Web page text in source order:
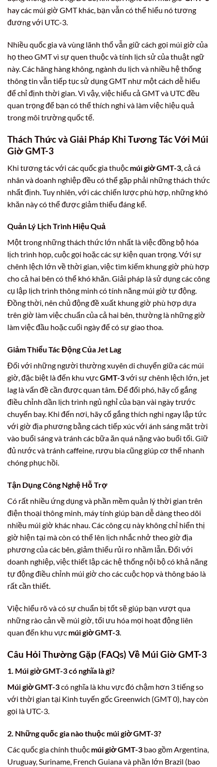
hay các múi giờ GMT khác, bạn vẫn có thể hiểu nó tương
đương với UTC-3.
Nhiều quốc gia và vùng lãnh thổ vẫn giữ cách gọi múi giờ của
họ theo GMT vì sự quen thuộc và tính lịch sử của thuật ngữ
này. Các hãng hàng không, ngành du lịch và nhiều hệ thống
thông tin vẫn tiếp tục sử dụng GMT như một cách dễ hiểu
để chỉ định thời gian. Vì vậy, việc hiểu cả GMT và UTC đều
quan trọng để bạn có thể thích nghi và làm việc hiệu quả
trong môi trường quốc tế.
Thách Thức và Giải Pháp Khi Tương Tác Với Múi
Giờ GMT-3
Khi tương tác với các quốc gia thuộc múi giờ GMT-3 , cả cá
nhân và doanh nghiệp đều có thể gặp phải những thách thức
nhất định. Tuy nhiên, với các chiến lược phù hợp, những khó
khăn này có thể được giảm thiểu đáng kể.
Quản Lý Lịch Trình Hiệu Quả
Một trong những thách thức lớn nhất là việc đồng bộ hóa
lịch trình họp, cuộc gọi hoặc các sự kiện quan trọng. Với sự
chênh lệch lớn về thời gian, việc tìm kiếm khung giờ phù hợp
cho cả hai bên có thể khó khăn. Giải pháp là sử dụng các công
cụ lập lịch trình thông minh có tính năng múi giờ tự động.
Đồng thời, nên chủ động đề xuất khung giờ phù hợp dựa
trên giờ làm việc chuẩn của cả hai bên, thường là những giờ
làm việc đầu hoặc cuối ngày để có sự giao thoa.
Giảm Thiểu Tác Động Của Jet Lag
Đối với những người thường xuyên di chuyển giữa các múi
giờ, đặc biệt là đến khu vựcGMT-3với sự chênh lệch lớn, jet
lag là vấn đề cần được quan tâm. Để đối phó, hãy cố gắng
điều chỉnh dần lịch trình ngủ nghỉ của bạn vài ngày trước
chuyến bay. Khi đến nơi, hãy cố gắng thích nghi ngay lập tức
với giờ địa phương bằng cách tiếp xúc với ánh sáng mặt trời
vào buổi sáng và tránh các bữa ăn quá nặng vào buổi tối. Giữ
đủ nước và tránh caffeine, rượu bia cũng giúp cơ thể nhanh
chóng phục hồi.
Tận Dụng Công Nghệ Hỗ Trợ
Có rất nhiều ứng dụng và phần mềm quản lý thời gian trên
điện thoại thông minh, máy tính giúp bạn dễ dàng theo dõi
nhiều múi giờ khác nhau. Các công cụ này không chỉ hiển thị
giờ hiện tại mà còn có thể lên lịch nhắc nhở theo giờ địa
phương của các bên, giảm thiểu rủi ro nhầm lẫn. Đối với
doanh nghiệp, việc thiết lập các hệ thống nội bộ có khả năng
tự động điều chỉnh múi giờ cho các cuộc họp và thông báo là
rất cần thiết.
Việc hiểu rõ và có sự chuẩn bị tốt sẽ giúp bạn vượt qua
những rào cản về múi giờ, tối ưu hóa mọi hoạt động liên
quan đến khu vực múi giờ GMT-3
Câu Hỏi Thường Gặp (FAQs) Về Múi Giờ GMT-3
1. Múi giờ GMT-3 có nghĩa là gì?
Múi giờ GMT-3có nghĩa là khu vực đó chậm hơn 3 tiếng so
với thời gian tại Kinh tuyến gốc Greenwich (GMT 0), hay còn
gọi là UTC-3.
2. Những quốc gia nào thuộc múi giờ GMT-3?
Các quốc gia chính thuộc múi giờ GMT-3 bao gồm Argentina,
Uruguay, Suriname, French Guiana và phần lớn Brazil (bao